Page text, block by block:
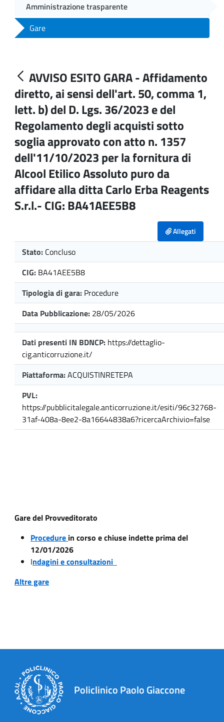
Amministrazione trasparente
Gare
AVVISO ESITO GARA - Affidamento
diretto, ai sensi dell'art. 50, comma 1,
lett. b) del D. Lgs. 36/2023 e del
Regolamento degli acquisti sotto
soglia approvato con atto n. 1357
dell'11/10/2023 per la fornitura di
Alcool Etilico Assoluto puro da
affidare alla ditta Carlo Erba Reagents
S.r.l.- CIG: BA41AEE5B8
Allegati
Stato: Concluso
CIG: BA41AEE5B8
Tipologia di gara: Procedure
Data Pubblicazione: 28/05/2026
Dati presenti IN BDNCP: https://dettaglio-
cig.anticorruzione.it/
Piattaforma:ACQUISTINRETEPA
PVL:
https://pubblicitalegale.anticorruzione.it/esiti/96c32768-
31af-408a-8ee2-8a16644838a6?ricercaArchivio=false
Gare del Provveditorato
Procedure in corso e chiuse indette prima del
12/01/2026
Indagini e consultazioni
Altre gare
Policlinico Paolo Giaccone